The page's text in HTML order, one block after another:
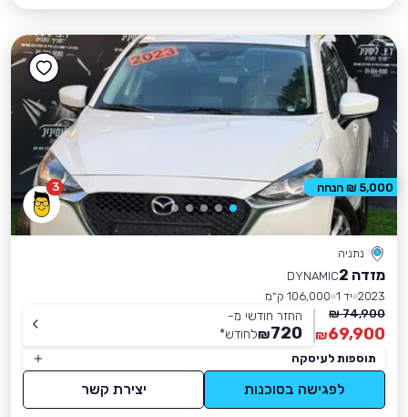
3
נתניה
מזדה 2
DYNAMIC
2023 יד 1
106,000 ק״מ
74,900 ₪
69,900
₪
החזר חודשי מ-
720
₪לחודש*
תוספות לעיסקה
לפגישה בסוכנות יצירת קשר
5,000 ₪ הנחה